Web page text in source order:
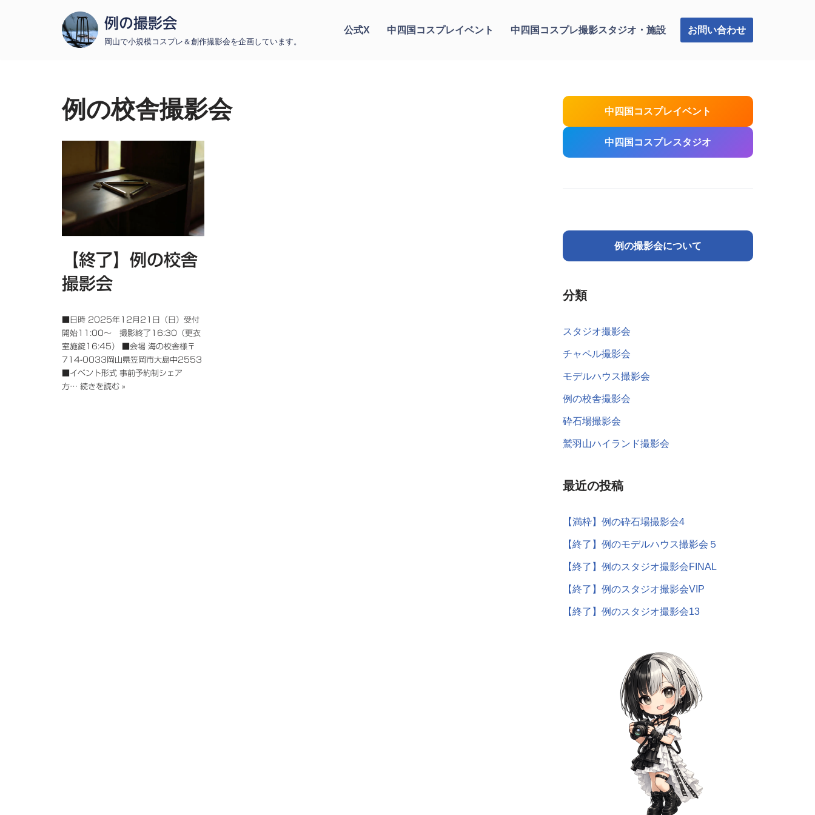
例の撮影会
岡山で小規模コスプレ＆創作撮影会を企画しています。
公式X 中四国コスプレイベント 中四国コスプレ撮影スタジオ・施設 お問い合わせ
例の校舎撮影会
【終了】例の校舎
撮影会
■日時 2025年12月21日（日）受付
開始11:00～ 撮影終了16:30（更衣
室施錠16:45） ■会場 海の校舎様〒
714-0033岡山県笠岡市大島中2553
■イベント形式 事前予約制シェア
方… 続きを読む »
中四国コスプレイベント
中四国コスプレスタジオ
例の撮影会について
分類
スタジオ撮影会
チャペル撮影会
モデルハウス撮影会
例の校舎撮影会
砕石場撮影会
鷲羽山ハイランド撮影会
最近の投稿
【満枠】例の砕石場撮影会4
【終了】例のモデルハウス撮影会５
【終了】例のスタジオ撮影会FINAL
【終了】例のスタジオ撮影会VIP
【終了】例のスタジオ撮影会13